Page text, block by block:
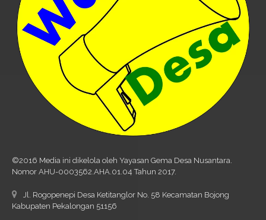
©2016 Media ini dikelola oleh Yayasan Gema Desa Nusantara.
Nomor AHU-0003562.AHA.01.04 Tahun 2017.
Jl. Rogopenepi Desa Ketitanglor No. 58 Kecamatan Bojong
Kabupaten Pekalongan 51156